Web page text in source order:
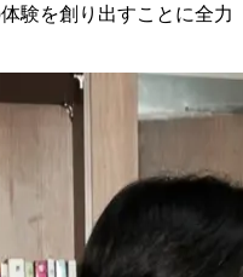
験を創り出すことに全力